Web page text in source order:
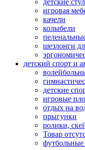
детские
игровая
качели
колыбели
шезлонги
детский спорт и
детские
игровые
отдых на
прыгунки
ролики,
Товар
футбольные